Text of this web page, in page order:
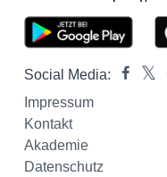
Social Media:
Impressum
Kontakt
Akademie
Datenschutz